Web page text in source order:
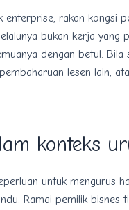
enterprise, rakan kongsi
bukan kerja yang
dengan betul.
lesen lain,
konteks
untuk mengurus
Ramai pemilik bisnes